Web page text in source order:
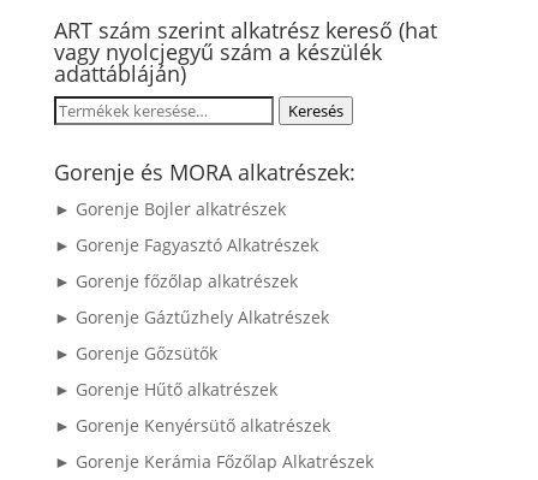
ART szám szerint alkatrész kereső (hat
vagy nyolcjegyű szám a készülék
adattábláján)
Keresés
következőre:
Keresés
Gorenje és MORA alkatrészek:
► Gorenje Bojler alkatrészek
► Gorenje Fagyasztó Alkatrészek
► Gorenje főzőlap alkatrészek
► Gorenje Gáztűzhely Alkatrészek
► Gorenje Gőzsütők
► Gorenje Hűtő alkatrészek
► Gorenje Kenyérsütő alkatrészek
► Gorenje Kerámia Főzőlap Alkatrészek